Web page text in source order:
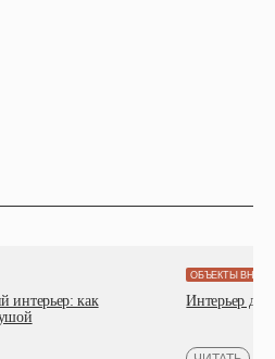
интерьер: как
Интерьер
ОБЪЕКТЫ